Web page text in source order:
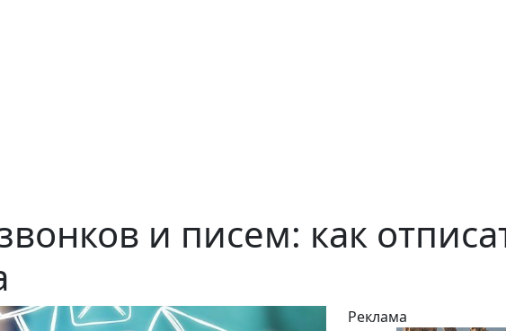
и писем: как
Реклама